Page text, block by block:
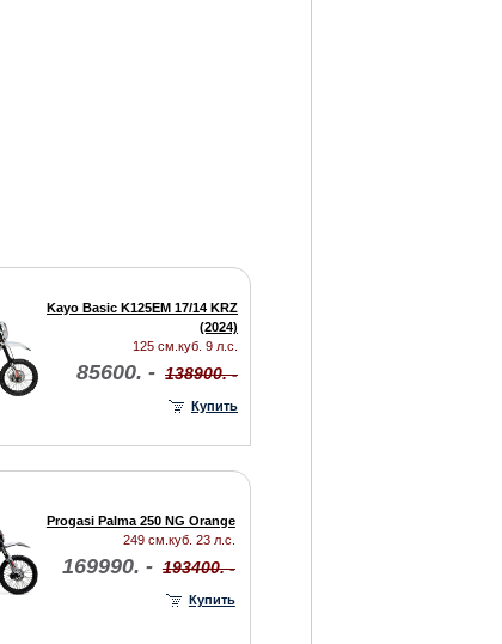
Kayo Basic K125EM 17/14 KRZ
(2024)
125 см.куб. 9 л.с.
85600. - 138900. -
Купить
Progasi Palma 250 NG Orange
249 см.куб. 23 л.с.
169990. - 193400. -
Купить